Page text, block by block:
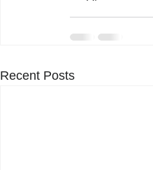
Recent Posts